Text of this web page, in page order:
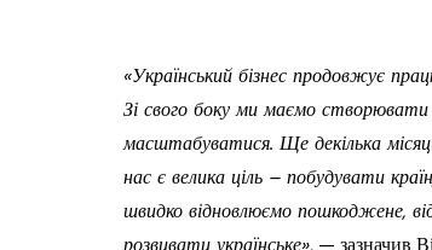
«Український бізнес продовжує
Зі свого боку ми маємо створювати
масштабуватися. Ще декілька
нас є велика ціль – побудувати
швидко відновлюємо пошкоджене,
розвивати українське», — зазначив